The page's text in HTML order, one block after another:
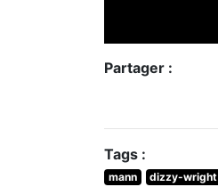
Partager :
Tags :
mann dizzy-wright